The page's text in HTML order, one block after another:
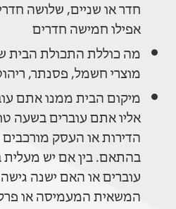
חדר או שניים, שלושה
אפילו חמישה חדרים
מה כוללת התכולת הבית
מוצרי חשמל, פסנתר,
מיקום הבית ממנו אתם
אליו אתם עוברים בשעה
הדירות או העסק מורכבים
בהתאם. בין אם יש מעלית
עוברים או האם ישנה
המשאית המעמיסה או